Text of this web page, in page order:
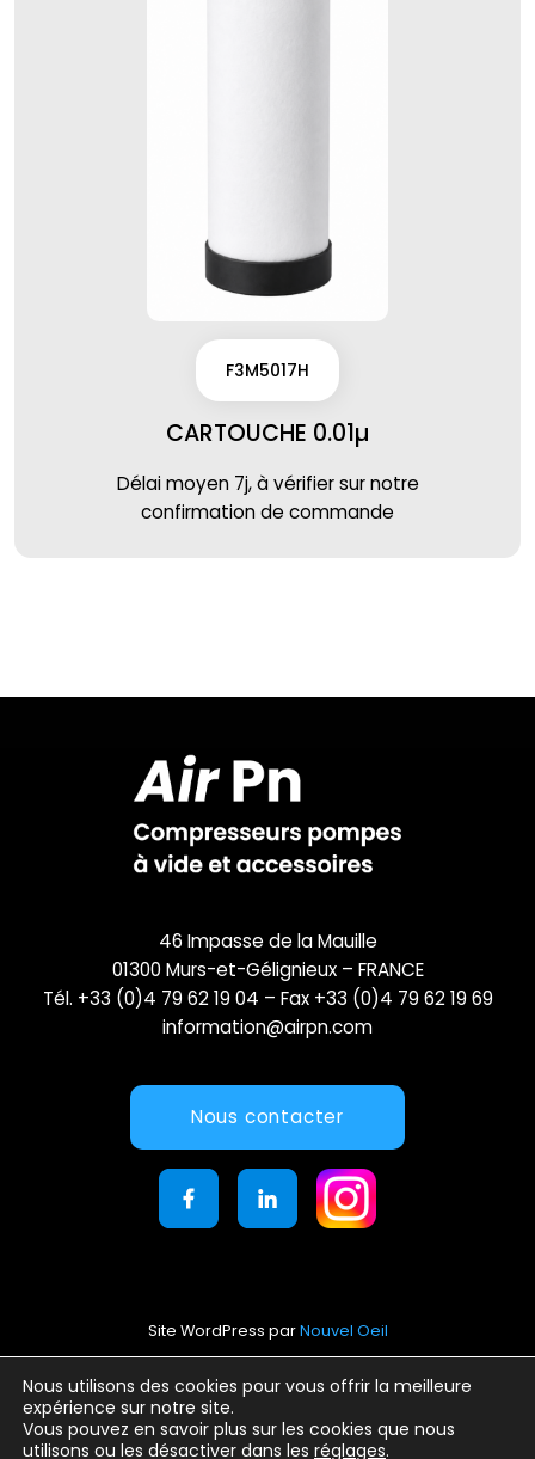
F3M5017H
CARTOUCHE 0.01µ
Délai moyen 7j, à vérifier sur notre
confirmation de commande
Nous utilisons des cookies pour vous offrir la meilleure
expérience sur notre site.
Vous pouvez en savoir plus sur les cookies que nous
utilisons ou les désactiver dans les réglages.
46 Impasse de la Mauille
01300 Murs-et-Gélignieux – FRANCE
Tél. +33 (0)4 79 62 19 04 – Fax +33 (0)4 79 62 19 69
information@airpn.com
Nous contacter
Site WordPress parNouvel Oeil
Mentions légales
Conditions générales d’utilisation
Politique de confidentialité